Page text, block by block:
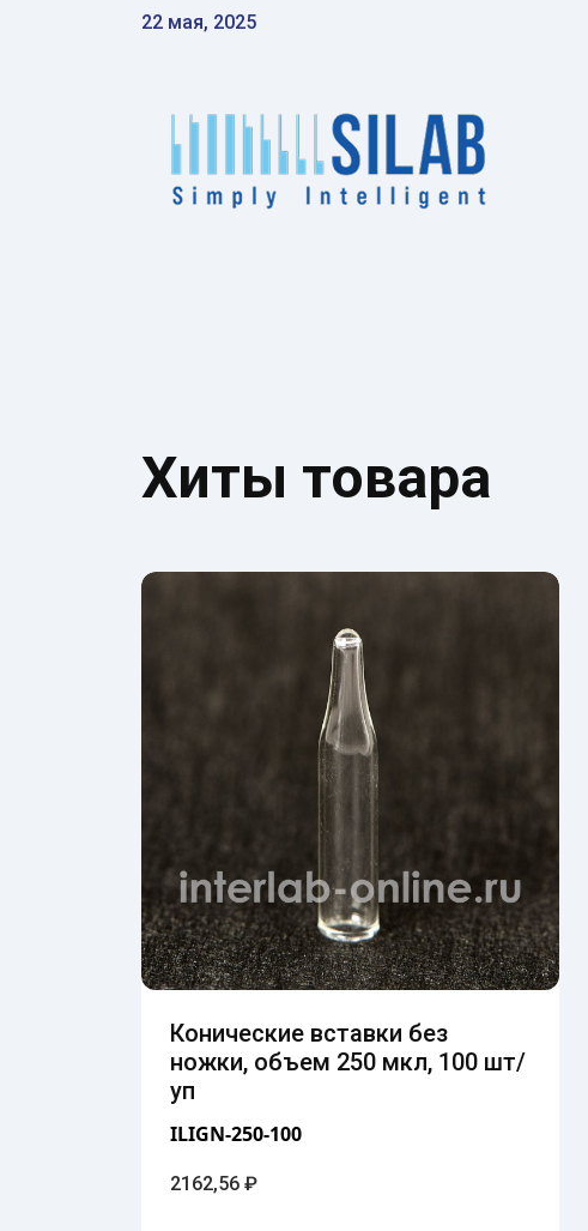
22 мая, 2025
Хиты товара
Конические вставки без
ножки, объем 250 мкл, 100 шт/
уп
ILIGN-250-100
2162,56 ₽